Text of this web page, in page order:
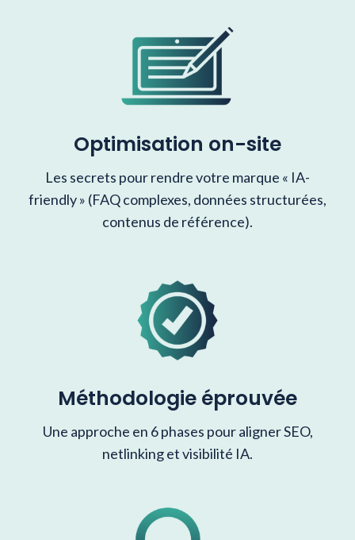
Optimisation on-site
Les secrets pour rendre votre marque « IA-
friendly » (FAQ complexes, données structurées,
contenus de référence).
Méthodologie éprouvée
Une approche en 6 phases pour aligner SEO,
netlinking et visibilité IA.